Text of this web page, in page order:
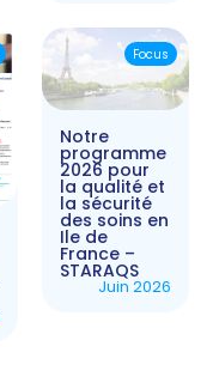
Notre
programme
2026 pour
la qualité et
la sécurité
des soins en
Ile de
France –
STARAQS
Juin 2026
Focus